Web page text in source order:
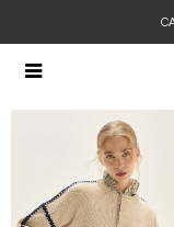
